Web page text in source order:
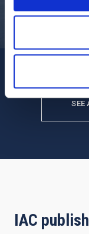
Visita del
SEE
IAC